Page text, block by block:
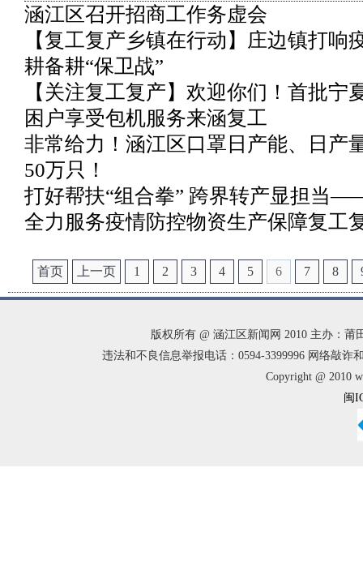
涵江区召开招商工作务虚会
【复工复产乡镇在行动】庄边镇打响
耕备耕“保卫战”
【关注复工复产】欢迎你们！首批宁
困户享受包机服务来涵复工
非常给力！涵江区口罩日产能、日产
50万只！
打好帮扶“组合拳” 跨界转产显担当
全力服务疫情防控物资生产保障复工
首页 上一页 1 2 3 4 5 6 7 8
版权所有 @ 涵江区新闻网 2010 主办：
违法和不良信息举报电话：0594-3399996 网络敲诈
Copyright @ 2010
闽